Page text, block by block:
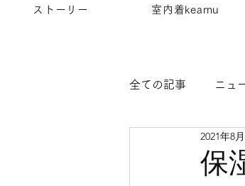
ストーリー 室内着keamu
全ての記事 ニュ
保
2021年8